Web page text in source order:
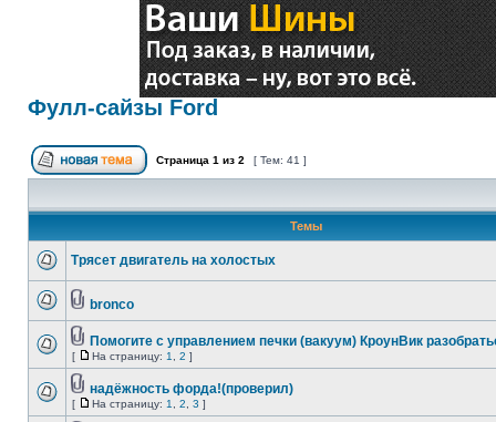
Фулл-сайзы Ford
Страница 1 из 2 [ Тем: 41 ]
Темы
Трясет двигатель на холостых
bronco
Помогите с управлением печки (вакуум) КроунВик
[ На страницу: 1 2 ]
надёжность форда!(проверил)
[ На страницу: 1 2 3 ]